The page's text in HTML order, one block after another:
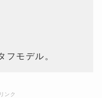
フモデル。
ンク